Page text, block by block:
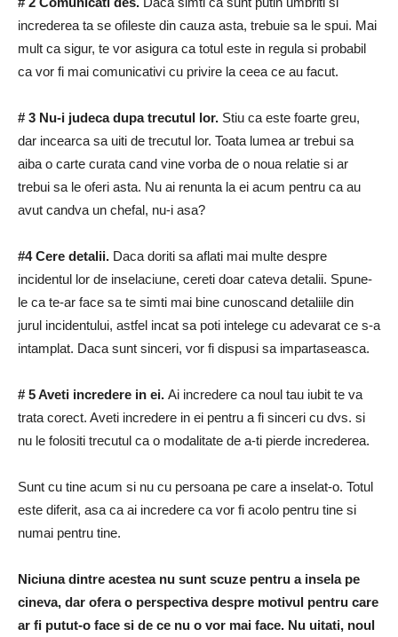
increderea ta se ofileste din cauza asta, trebuie sa le spui. Mai
mult ca sigur, te vor asigura ca totul este in regula si probabil
ca vor fi mai comunicativi cu privire la ceea ce au facut.
# 3 Nu-i judeca dupa trecutul lor. Stiu ca este foarte greu,
dar incearca sa uiti de trecutul lor. Toata lumea ar trebui sa
aiba o carte curata cand vine vorba de o noua relatie si ar
trebui sa le oferi asta. Nu ai renunta la ei acum pentru ca au
avut candva un chefal, nu-i asa?
#4 Cere detalii. Daca doriti sa aflati mai multe despre
incidentul lor de inselaciune, cereti doar cateva detalii. Spune-
le ca te-ar face sa te simti mai bine cunoscand detaliile din
jurul incidentului, astfel incat sa poti intelege cu adevarat ce s-a
intamplat. Daca sunt sinceri, vor fi dispusi sa impartaseasca.
# 5 Aveti incredere in ei. Ai incredere ca noul tau iubit te va
trata corect. Aveti incredere in ei pentru a fi sinceri cu dvs. si
nu le folositi trecutul ca o modalitate de a-ti pierde increderea.
Sunt cu tine acum si nu cu persoana pe care a inselat-o. Totul
este diferit, asa ca ai incredere ca vor fi acolo pentru tine si
numai pentru tine.
Niciuna dintre acestea nu sunt scuze pentru a insela pe
cineva, dar ofera o perspectiva despre motivul pentru care
ar fi putut-o face si de ce nu o vor mai face. Nu uitati, noul